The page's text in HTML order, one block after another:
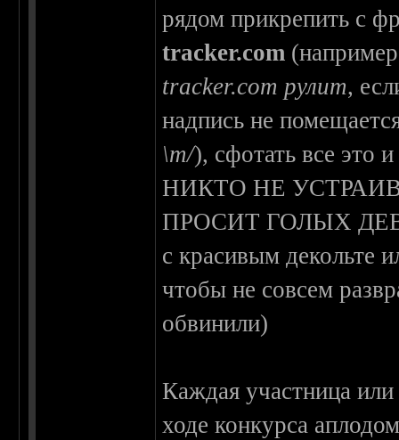
рядом прикрепить с
tracker.com (например
tracker.com рулит,
надпись не
\m/), сфотать все
НИКТО НЕ
ПРОСИТ ГОЛЫХ
с красивым декольте
чтобы не совсем
обвинили)
Каждая участница
ходе конкурса